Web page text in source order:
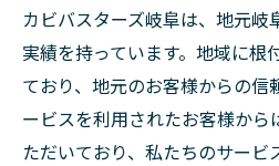
カビバスターズ岐阜は、地元岐
実績を持っています。地域に根
ており、地元のお客様からの信
ービスを利用されたお客様か
ただいており、私たちのサー